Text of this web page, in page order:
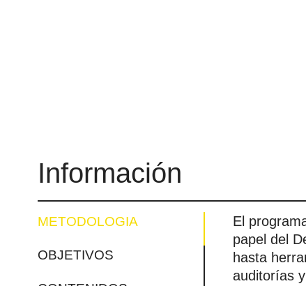
Información
METODOLOGIA
OBJETIVOS
El
papel del
hasta
auditorías